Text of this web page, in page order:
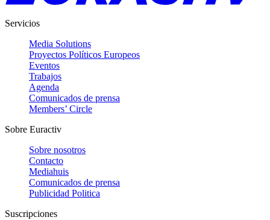
Servicios
Media Solutions
Proyectos Políticos Europeos
Eventos
Trabajos
Agenda
Comunicados de prensa
Members’ Circle
Sobre Euractiv
Sobre nosotros
Contacto
Mediahuis
Comunicados de prensa
Publicidad Politica
Suscripciones